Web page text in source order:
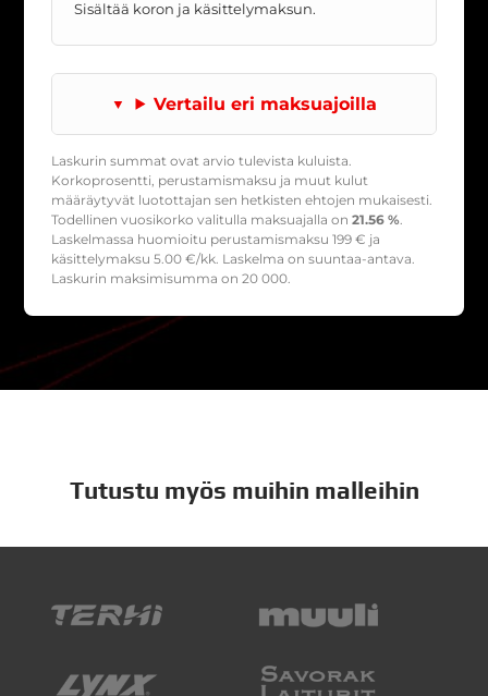
Sisältää koron ja käsittelymaksun.
Vertailu eri maksuajoilla
Laskurin summat ovat arvio tulevista kuluista.
Korkoprosentti, perustamismaksu ja muut kulut
määräytyvät luotottajan sen hetkisten ehtojen mukaisesti.
Todellinen vuosikorko valitulla maksuajalla on21.56 %.
Laskelmassa huomioitu perustamismaksu199 € ja
käsittelymaksu5.00 €/kk. Laskelma on suuntaa-antava.
Laskurin maksimisumma on 20 000.
Tutustu myös muihin malleihin